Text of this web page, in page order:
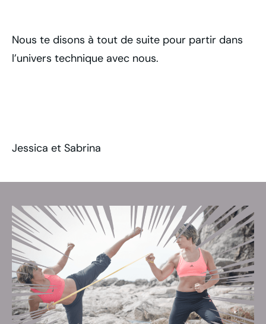
Nous te disons à tout de suite pour partir dans
l’univers technique avec nous.
Jessica et Sabrina